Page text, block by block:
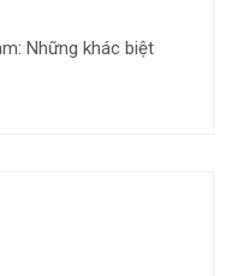
Những khác biệt